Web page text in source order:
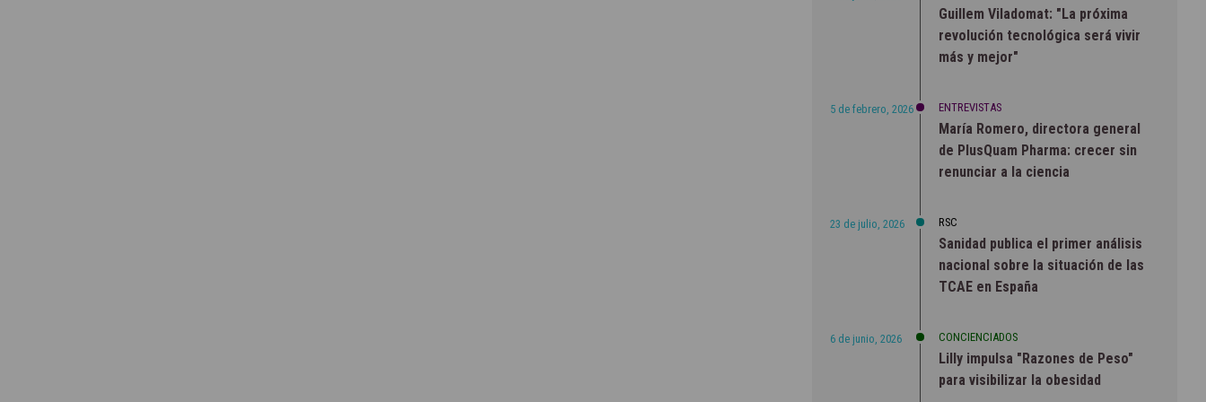
Guillem Viladomat: "La próxima
revolución tecnológica será vivir
más y mejor"
5 de febrero, 2026 ENTREVISTAS
María Romero, directora general
de PlusQuam Pharma: crecer sin
renunciar a la ciencia
23 de julio, 2026 RSC
Sanidad publica el primer análisis
nacional sobre la situación de las
TCAE en España
6 de junio, 2026 CONCIENCIADOS
Lilly impulsa "Razones de Peso"
para visibilizar la obesidad